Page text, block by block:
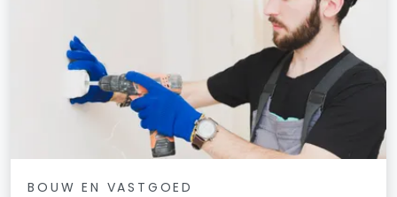
BOUW EN VASTGOED